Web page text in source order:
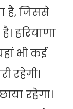
है, जिससे
हरियाणा
भी कई
रहेगी।
रहेगा।